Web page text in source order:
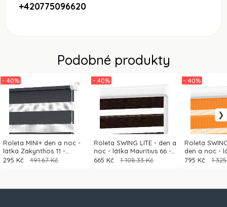
+420775096620
Podobné produkty
Roleta MINI+ den a noc -
látka Zakynthos 11 -
antracit
- 40%
295 Kč 491.67 Kč
Roleta SWING LITE - den a
noc - látka Mauritius 66 -
tmavě hnědá (wenge)
- 40%
665 Kč 1 108.33 Kč
Roleta
den a noc -
1802 -
- 40%
795 Kč 1